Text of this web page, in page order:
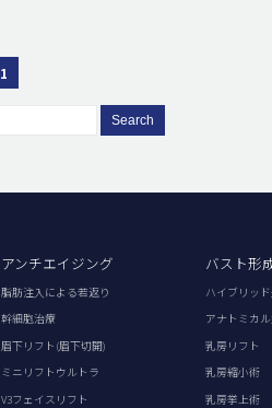
1
Search
アンチエイジング
脂肪注入による若返り
幹細胞治療
眉下リフト(眉下切開)
ミニリフトウルトラ
V3フェイスリフト
バスト形
ハイブリッ
アナトミカ
乳房リフト
乳房縮小術
乳房挙上術